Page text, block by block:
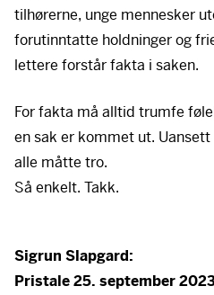
tilhørerne, unge mennesker
forutinntatte holdninger og
lettere forstår fakta i saken.
For fakta må alltid trumfe
en sak er kommet ut.
alle måtte tro.
Så enkelt. Takk.
For å se innholdet må du
Godta
Sigrun Slapgard:
Pristale 25. september